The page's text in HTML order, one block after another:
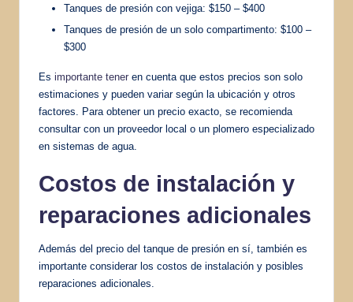
Tanques de presión con vejiga: $150 – $400
Tanques de presión de un solo compartimento: $100 –
$300
Es importante tener en cuenta que estos precios son solo
estimaciones y pueden variar según la ubicación y otros
factores. Para obtener un precio exacto, se recomienda
consultar con un proveedor local o un plomero especializado
en sistemas de agua.
Costos de instalación y
reparaciones adicionales
Además del precio del tanque de presión en sí, también es
importante considerar los costos de instalación y posibles
reparaciones adicionales.